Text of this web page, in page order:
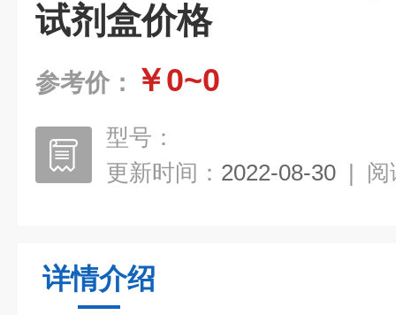
试剂盒价格
参考价： ￥0~0
型号：
更新时间： 2022-08-30 | 阅
详情介绍